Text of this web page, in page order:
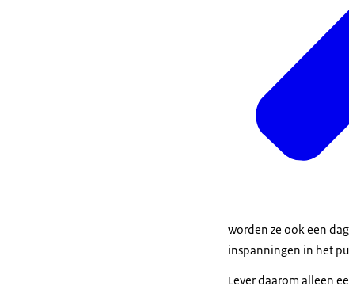
worden ze ook een
inspanningen in het
Lever daarom alleen